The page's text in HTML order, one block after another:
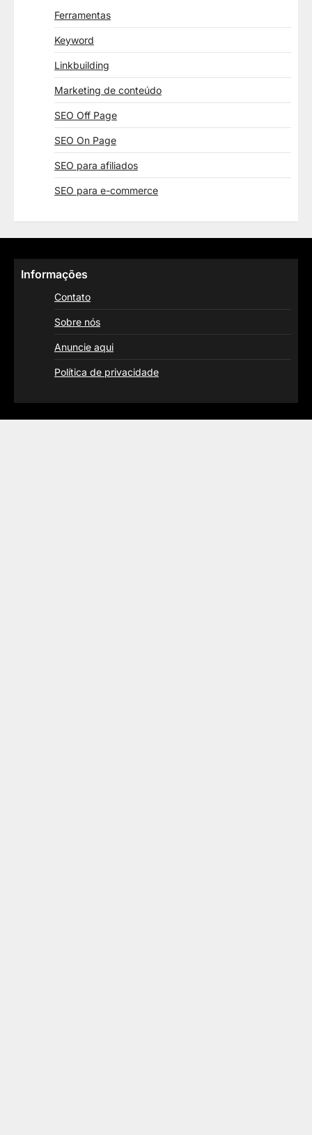
Ferramentas
Keyword
Linkbuilding
Marketing de conteúdo
SEO Off Page
SEO On Page
SEO para afiliados
SEO para e-commerce
Informações
Contato
Sobre nós
Anuncie aqui
Política de privacidade